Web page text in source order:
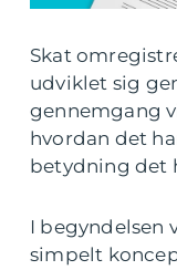
Skat
udviklet sig
gennemgang
hvordan det
betydning det
I begyndelsen
simpelt